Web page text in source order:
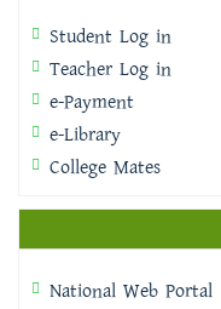
Student Log in
Teacher Log in
e-Payment
e-Library
College Mates
National Web Portal